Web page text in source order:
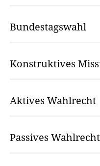
Bundestagswahl
Konstruktives
Aktives Wahlrecht
Passives Wahlrecht